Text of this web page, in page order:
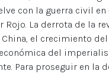
con la guerra civil en
Rojo. La derrota de la
China, el crecimiento
del
Para proseguir en la